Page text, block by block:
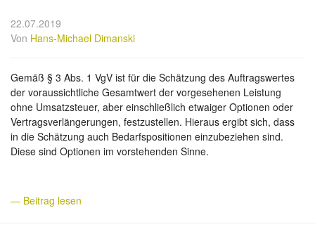
22.07.2019
Von Hans-Michael Dimanski
Gemäß § 3 Abs. 1 VgV ist für die Schätzung des Auftragswertes
der voraussichtliche Gesamtwert der vorgesehenen Leistung
ohne Umsatzsteuer, aber einschließlich etwaiger Optionen oder
Vertragsverlängerungen, festzustellen. Hieraus ergibt sich, dass
in die Schätzung auch Bedarfspositionen einzubeziehen sind.
Diese sind Optionen im vorstehenden Sinne.
— Beitrag lesen